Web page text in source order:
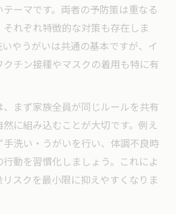
ーマです。両者の予防策は重なる
れぞれ特徴的な対策も存在しま
やうがいは共通の基本ですが、イ
チン接種やマスクの着用も特に有
まず家族全員が同じルールを共有
然に組み込むことが大切です。例え
洗い・うがいを行い、体調不良時
動を習慣化しましょう。これによ
スクを最小限に抑えやすくなりま